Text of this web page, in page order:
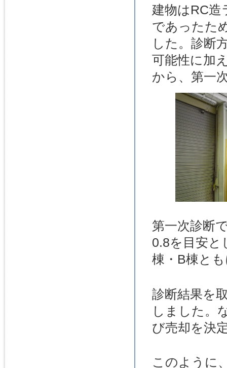
建物はRC造
であったた
した。診断
可能性に加
から、第一
第一次診断
0.8を目安と
棟・B棟と
診断結果を
しました。
び売却を決
このように